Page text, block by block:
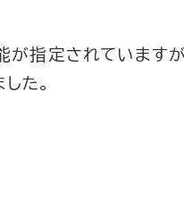
機能が指定されていま
た。